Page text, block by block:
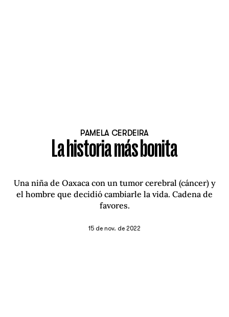
PAMELA CERDEIRA
La historia más bonita
Una niña de Oaxaca con un tumor cerebral (cáncer) y
el hombre que decidió cambiarle la vida. Cadena de
favores.
15 de nov. de 2022